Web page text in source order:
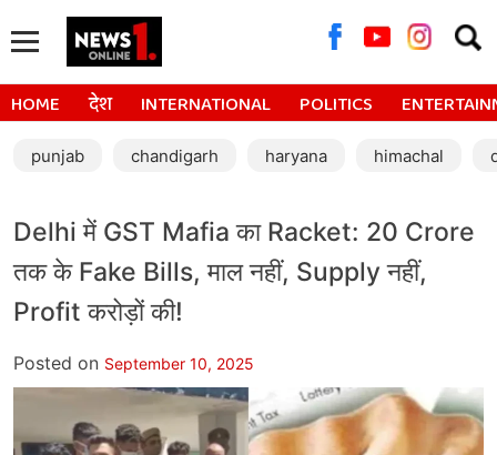
for:
HOME देश INTERNATIONAL POLITICS
punjab chandigarh haryana himachal
Delhi में GST Mafia का Racket: 20 Crore
तक के Fake Bills, माल नहीं, Supply नहीं,
Profit करोड़ों की!
Posted on September 10, 2025